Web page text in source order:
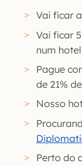
Vai ficar
Vai ficar
num
Pague
de 21%
Nosso
Perto do